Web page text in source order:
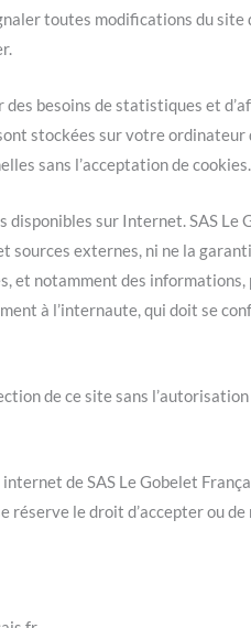
toutes modifications du site
besoins de statistiques et
stockées sur votre
sans l’acceptation de cookies.
sur Internet. SAS Le
sources externes, ni ne la
et notamment des informations,
à l’internaute, qui doit se
de ce site sans
de SAS Le Gobelet
réserve le droit d’accepter ou